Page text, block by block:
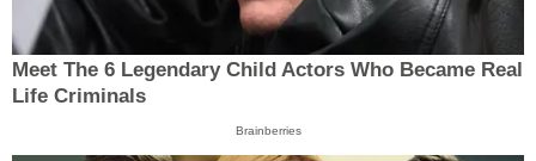
Meet The 6 Legendary Child Actors Who Became Real
Life Criminals
Brainberries